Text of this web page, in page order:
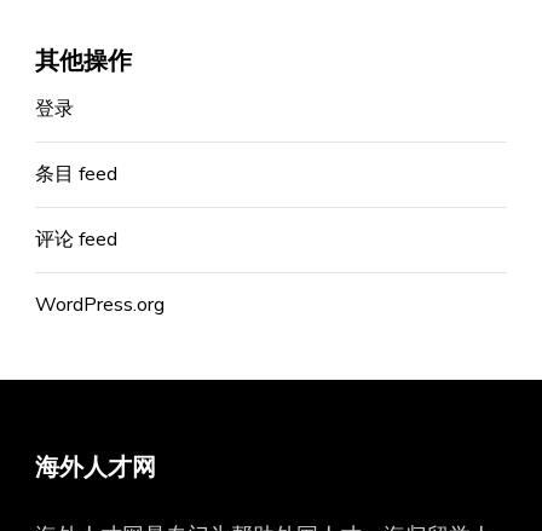
其他操作
登录
条目 feed
评论 feed
WordPress.org
海外人才网